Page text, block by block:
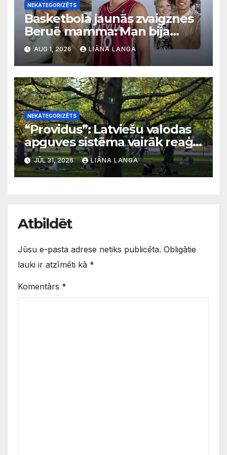
NEKATEGORIZĒTS
Basketbola jaunās zvaigznes
Beruē mamma: Man bija
svarīgi, lai bērni apgūst
latviešu valodu
AUG 1, 2026 LIĀNA LANGA
NEKATEGORIZĒTS
“Providus”: Latviešu valodas
apguves sistēma vairāk reaģē
uz krīzēm nekā ilgtermiņa
migrācijas tendencēm
JŪL 31, 2026 LIĀNA LANGA
Atbildēt
Jūsu e-pasta adrese netiks publicēta. Obligātie
lauki ir atzīmēti kā *
Komentārs *